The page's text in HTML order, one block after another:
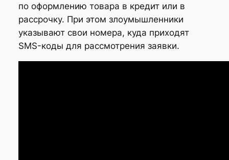
по оформлению товара в кредит или в
рассрочку. При этом злоумышленники
указывают свои номера, куда приходят
SMS-коды для рассмотрения заявки.